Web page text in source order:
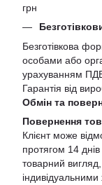
грн
Безготівкова
особами або
урахуванням
Гарантія від
Обмін та
Повернення
Клієнт може
протягом 14
товарний